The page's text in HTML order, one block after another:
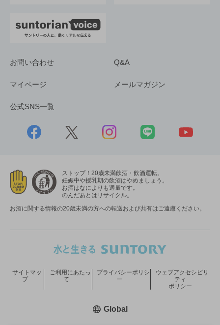
お問い合わせ Q&A
マイページ メールマガジン
公式SNS一覧
ストップ！20歳未満飲酒・飲酒運転。
妊娠中や授乳期の飲酒はやめましょう。
お酒はなによりも適量です。
のんだあとはリサイクル。
お酒に関する情報の20歳未満の方への転送および共有はご遠慮ください。
サイトマッ
プ
ご利用にあたっ
て
プライバシーポリシ
ー
ウェブアクセシビリ
ティ
ポリシー
Global新しいウィンドウで開く